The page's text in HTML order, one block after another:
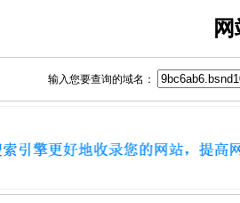
输入您要查询的域名：